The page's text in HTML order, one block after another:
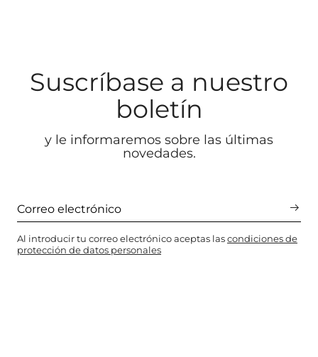
Suscríbase a nuestro
boletín
y le informaremos sobre las últimas
novedades.
Al introducir tu correo electrónico aceptas lascondiciones de
protección de datos personales